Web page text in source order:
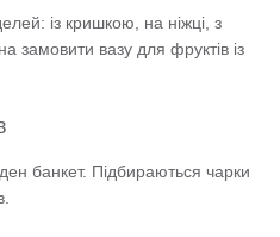
із кришкою, на ніжці, з
замовити вазу для фруктів із
банкет. Підбираються чарки